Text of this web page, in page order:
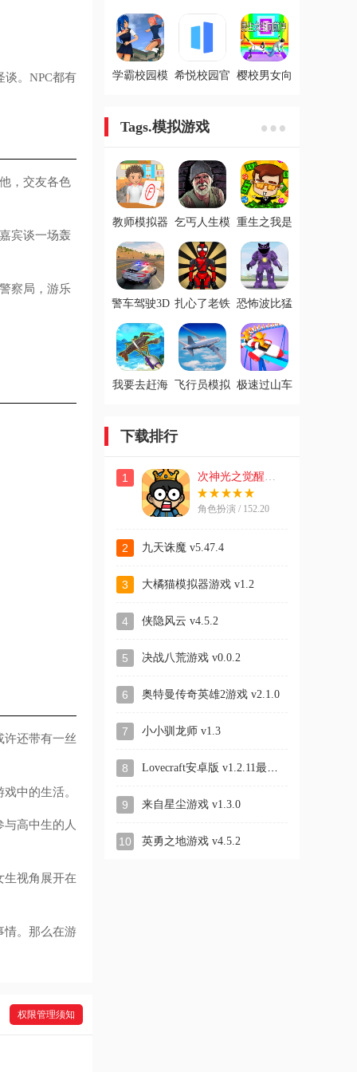
。NPC都有
，交友各色
宾谈一场轰
察局，游乐
还带有一丝
中的生活。
高中生的人
视角展开在
。那么在游
权限管理须知
学霸校园模 希悦校园官 樱校男女向
Tags.模拟游戏
教师模拟器 乞丐人生模 重生之我是
警车驾驶3D 扎心了老铁 恐怖波比猛
戏
我要去赶海
飞行员模拟 极速过山车
下载排行
1 次神光之觉醒游戏
角色扮演 / 152.20
2 九天诛魔 v5.47.4
3 大橘猫模拟器游戏 v1.2
4 侠隐风云 v4.5.2
5 决战八荒游戏 v0.0.2
6 奥特曼传奇英雄2游戏 v2.1.0
7 小小驯龙师 v1.3
8
9 来自星尘游戏 v1.3.0
10 英勇之地游戏 v4.5.2